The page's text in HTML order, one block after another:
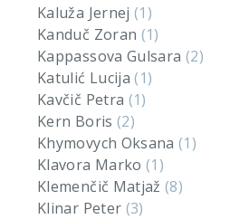
Kaluža Jernej(1)
Kanduč Zoran (1)
Kappassova Gulsara (2)
Katulić Lucija(1)
Kavčič Petra (1)
Kern Boris (2)
Khymovych Oksana(1)
Klavora Marko(1)
Klemenčič Matjaž(8)
Klinar Peter (3)